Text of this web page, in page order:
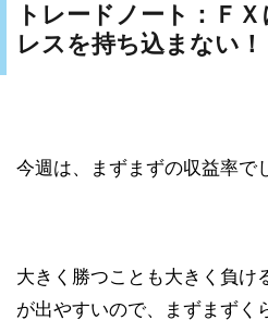
トレードノート：Ｆ
レスを持ち込まない！
今週は、まずまずの収益率で
大きく勝つことも大きく負け
が出やすいので、まずまずく